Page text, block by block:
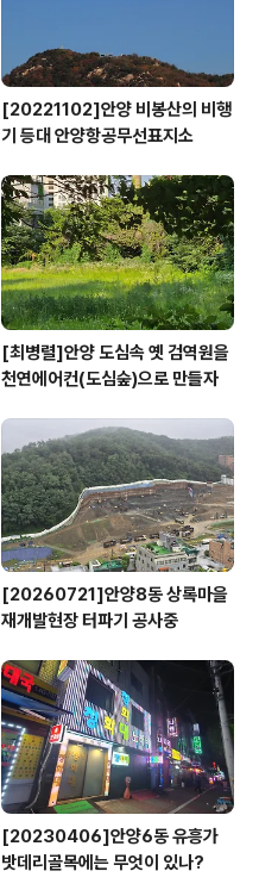
[20221102]안양 비봉산의 비행
기 등대 안양항공무선표지소
[최병렬]안양 도심속 옛 검역원을
천연에어컨(도심숲)으로 만들자
[20260721]안양8동 상록마을
재개발현장 터파기 공사중
[20230406]안양6동 유흥가
밧데리골목에는 무엇이 있나?